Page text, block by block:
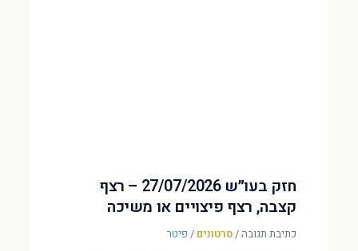
חזק בעו״ש 27/07/2026 – רצף
קצבה, רצף פיצויים או משיכה
כתיבת תגובה/סרטונים / פיטר